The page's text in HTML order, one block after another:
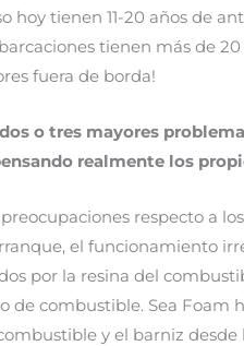
hoy tienen 11-20 años de
tienen más de
fuera de borda!
o tres mayores
realmente los
respecto a
el funcionamiento
por la resina del
de combustible. Sea Foam
y el barniz desde